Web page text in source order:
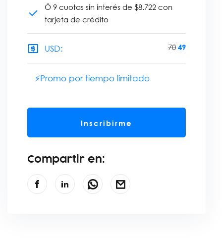
Ó 9 cuotas sin interés de $8.722 con
tarjeta de crédito
USD: 70 49
⚡Promo por tiempo limitado
Inscribirme
Compartir en: